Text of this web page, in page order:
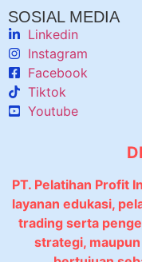
SOSIAL MEDIA
Linkedin
Instagram
Facebook
Tiktok
Youtube
PT. Pelatihan Profit
layanan edukasi,
trading serta
strategi,